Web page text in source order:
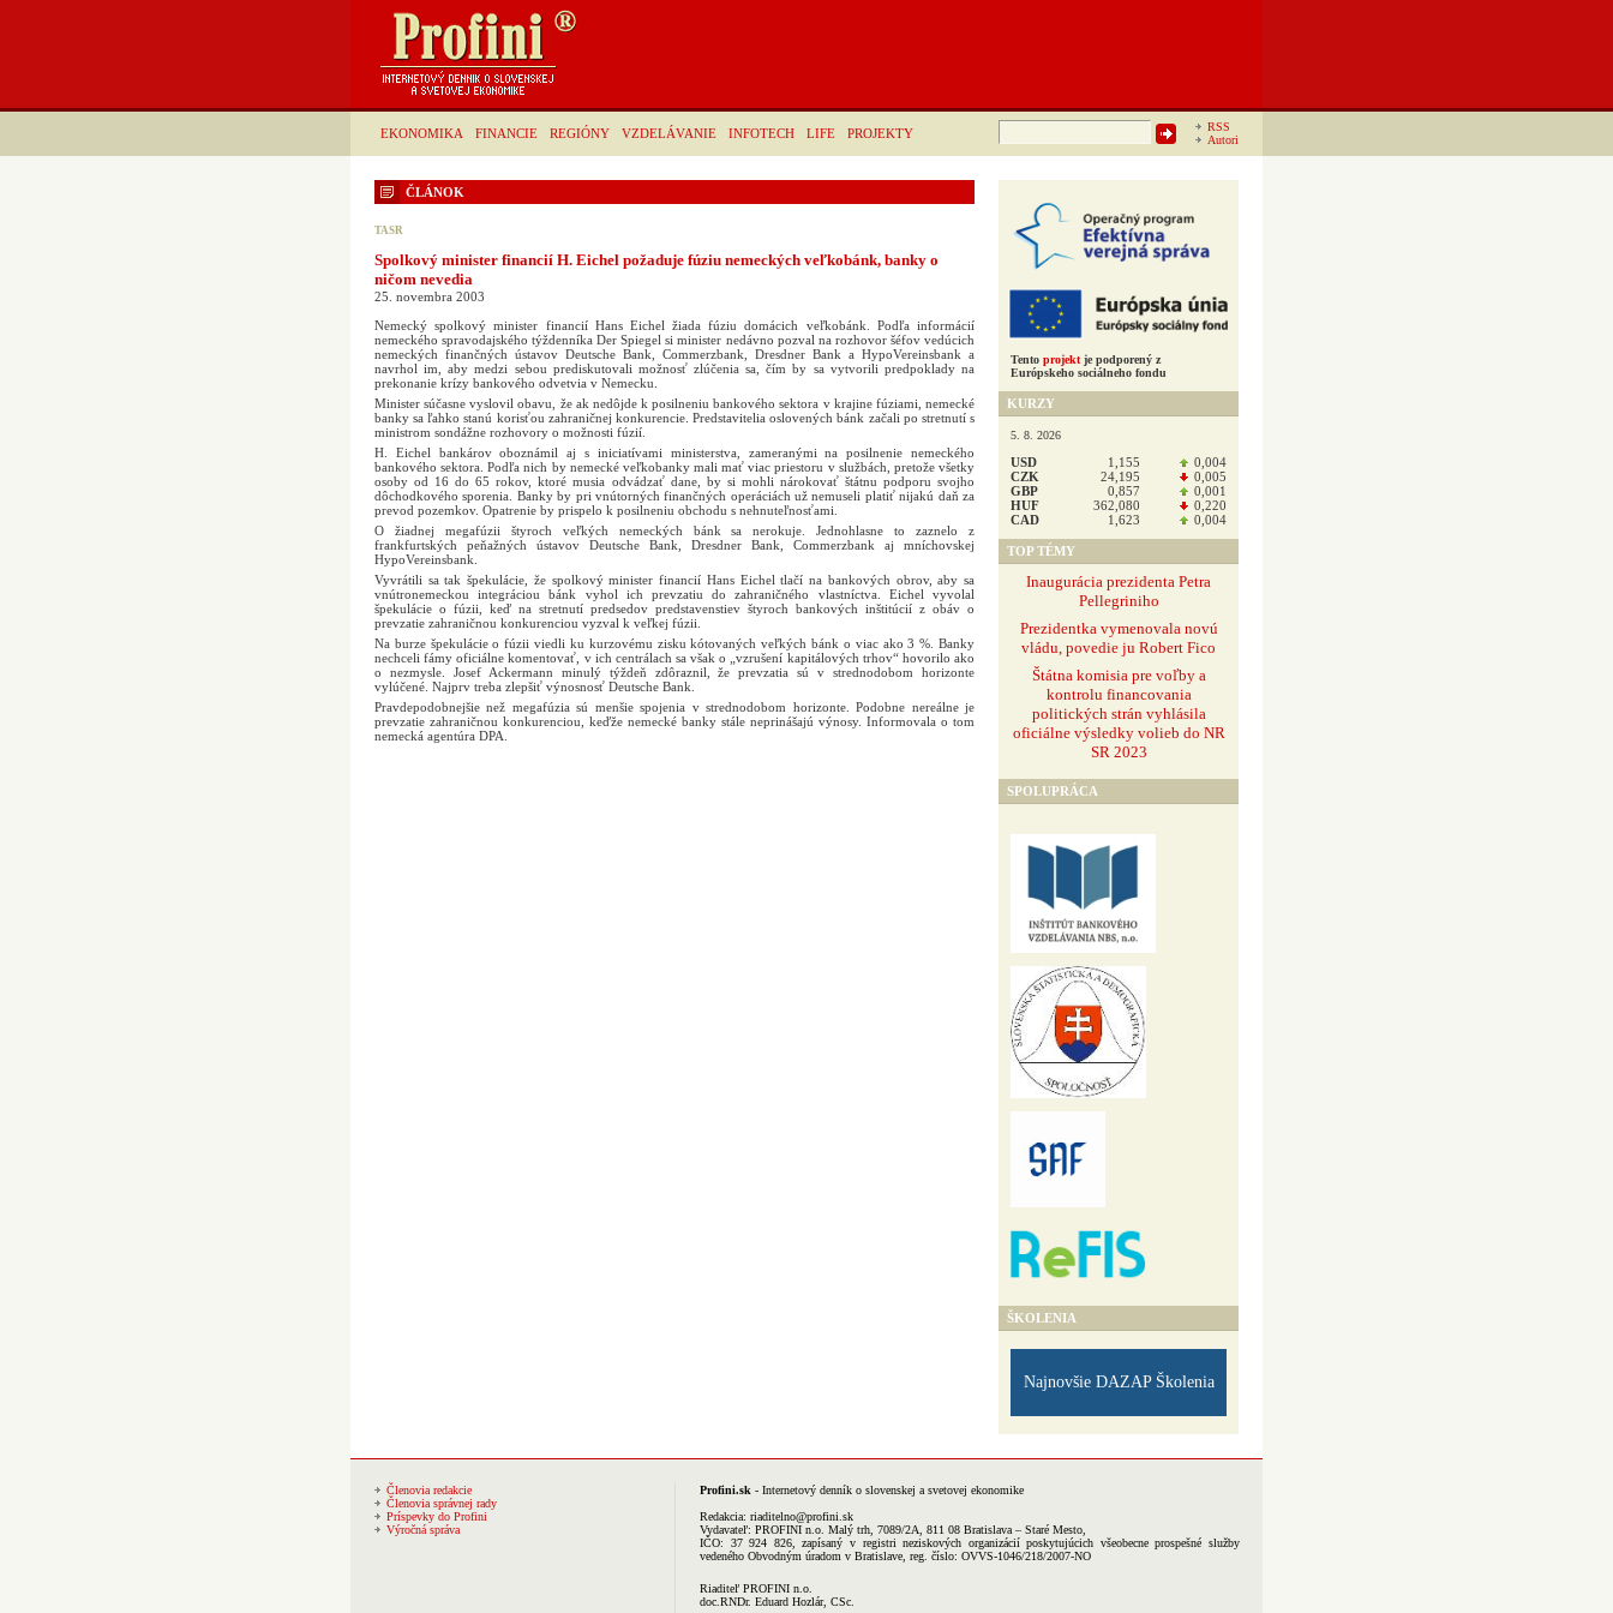
EKONOMIKA FINANCIE REGIÓNY VZDELÁVANIE INFOTECH LIFE PROJEKTY
RSS
Autori
Hľadať:
ČLÁNOK
TASR
Spolkový minister financií H. Eichel požaduje fúziu nemeckých veľkobánk, banky o
ničom nevedia
25. novembra 2003
Nemecký spolkový minister financií Hans Eichel žiada fúziu domácich veľkobánk. Podľa informácií
nemeckého spravodajského týždenníka Der Spiegel si minister nedávno pozval na rozhovor šéfov vedúcich
nemeckých finančných ústavov Deutsche Bank, Commerzbank, Dresdner Bank a HypoVereinsbank a
navrhol im, aby medzi sebou prediskutovali možnosť zlúčenia sa, čím by sa vytvorili predpoklady na
prekonanie krízy bankového odvetvia v Nemecku.
Minister súčasne vyslovil obavu, že ak nedôjde k posilneniu bankového sektora v krajine fúziami, nemecké
banky sa ľahko stanú korisťou zahraničnej konkurencie. Predstavitelia oslovených bánk začali po stretnutí s
ministrom sondážne rozhovory o možnosti fúzií.
H. Eichel bankárov oboznámil aj s iniciatívami ministerstva, zameranými na posilnenie nemeckého
bankového sektora. Podľa nich by nemecké veľkobanky mali mať viac priestoru v službách, pretože všetky
osoby od 16 do 65 rokov, ktoré musia odvádzať dane, by si mohli nárokovať štátnu podporu svojho
dôchodkového sporenia. Banky by pri vnútorných finančných operáciách už nemuseli platiť nijakú daň za
prevod pozemkov. Opatrenie by prispelo k posilneniu obchodu s nehnuteľnosťami.
O žiadnej megafúzii štyroch veľkých nemeckých bánk sa nerokuje. Jednohlasne to zaznelo z
frankfurtských peňažných ústavov Deutsche Bank, Dresdner Bank, Commerzbank aj mníchovskej
HypoVereinsbank.
Vyvrátili sa tak špekulácie, že spolkový minister financií Hans Eichel tlačí na bankových obrov, aby sa
vnútronemeckou integráciou bánk vyhol ich prevzatiu do zahraničného vlastníctva. Eichel vyvolal
špekulácie o fúzii, keď na stretnutí predsedov predstavenstiev štyroch bankových inštitúcií z obáv o
prevzatie zahraničnou konkurenciou vyzval k veľkej fúzii.
Na burze špekulácie o fúzii viedli ku kurzovému zisku kótovaných veľkých bánk o viac ako 3 %. Banky
nechceli fámy oficiálne komentovať, v ich centrálach sa však o „vzrušení kapitálových trhov“ hovorilo ako
o nezmysle. Josef Ackermann minulý týždeň zdôraznil, že prevzatia sú v strednodobom horizonte
vylúčené. Najprv treba zlepšiť výnosnosť Deutsche Bank.
Pravdepodobnejšie než megafúzia sú menšie spojenia v strednodobom horizonte. Podobne nereálne je
prevzatie zahraničnou konkurenciou, keďže nemecké banky stále neprinášajú výnosy. Informovala o tom
nemecká agentúra DPA.
Tento projekt je podporený z
Európskeho sociálneho fondu
KURZY
5. 8. 2026
USD 1,155
0,004
CZK
24,195
0,005
GBP
0,857
0,001
HUF
362,080
0,220
CAD
1,623 0,004
TOP TÉMY
Inaugurácia prezidenta Petra
Pellegriniho
Prezidentka vymenovala novú
vládu, povedie ju Robert Fico
Štátna komisia pre voľby a
kontrolu financovania
politických strán vyhlásila
oficiálne výsledky volieb do NR
SR 2023
SPOLUPRÁCA
ŠKOLENIA
Najnovšie DAZAP Školenia
Členovia redakcie
Členovia správnej rady
Príspevky do Profini
Výročná správa
Profini.sk - Internetový denník o slovenskej a svetovej ekonomike
Redakcia: riaditelno@profini.sk
Vydavateľ: PROFINI n.o. Malý trh, 7089/2A, 811 08 Bratislava – Staré Mesto,
IČO: 37 924 826, zapísaný v registri neziskových organizácií poskytujúcich všeobecne prospešné služby
vedeného Obvodným úradom v Bratislave, reg. číslo: OVVS-1046/218/2007-NO
Riaditeľ PROFINI n.o.
doc.RNDr. Eduard Hozlár, CSc.